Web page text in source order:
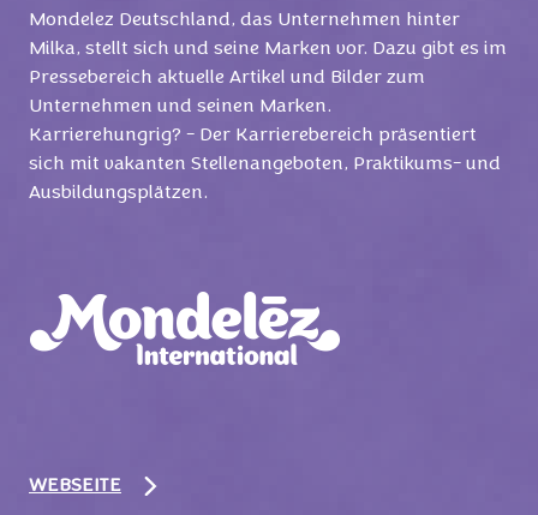
Mondelez Deutschland, das Unternehmen hinter
Milka, stellt sich und seine Marken vor. Dazu gibt es im
Pressebereich aktuelle Artikel und Bilder zum
Unternehmen und seinen Marken.
Karrierehungrig? - Der Karrierebereich präsentiert
sich mit vakanten Stellenangeboten, Praktikums- und
Ausbildungsplätzen.
WEBSEITE